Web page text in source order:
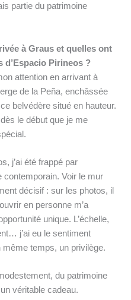
partie du patrimoine
à Graus et quelles ont
d’Espacio Pirineos ?
attention en arrivant à
de la Peña, enchâssée
belvédère situé en hauteur.
le début que je me
j’ai été frappé par
contemporain. Voir le mur
décisif : sur les photos, il
en personne m’a
unique. L’échelle,
j’ai eu le sentiment
même temps, un privilège.
du patrimoine
véritable cadeau.